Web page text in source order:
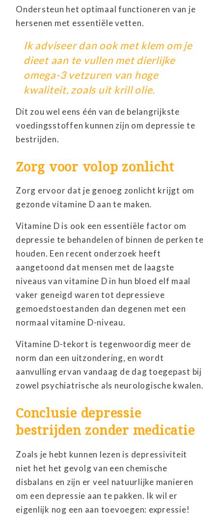
Ondersteun het optimaal functioneren van je
hersenen met essentiële vetten.
Ik adviseer dan ook met klem om je
dieet aan te vullen met dierlijke
omega-3 vetzuren van hoge
kwaliteit, zoals uit krill olie.
Dit zou wel eens één van de belangrijkste
voedingsstoffen kunnen zijn om depressie te
bestrijden.
Zorg voor volop zonlicht
Zorg ervoor dat je genoeg zonlicht krijgt om
gezonde vitamine D aan te maken.
Vitamine D is ook een essentiële factor om
depressie te behandelen of binnen de perken te
houden. Een recent onderzoek heeft
aangetoond dat mensen met de laagste
niveaus van vitamine D in hun bloed elf maal
vaker geneigd waren tot depressieve
gemoedstoestanden dan degenen met een
normaal vitamine D-niveau.
Vitamine D-tekort is tegenwoordig meer de
norm dan een uitzondering, en wordt
aanvulling ervan vandaag de dag toegepast bij
zowel psychiatrische als neurologische kwalen.
Conclusie depressie
bestrijden zonder medicatie
Zoals je hebt kunnen lezen is depressiviteit
niet het het gevolg van een chemische
disbalans en zijn er veel natuurlijke manieren
om een depressie aan te pakken. Ik wil er
eigenlijk nog een aan toevoegen: expressie!